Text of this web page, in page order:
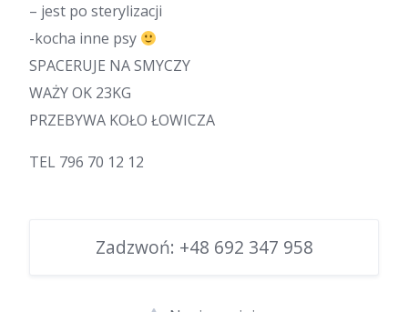
– jest po sterylizacji
-kocha inne psy
SPACERUJE NA SMYCZY
WAŻY OK 23KG
PRZEBYWA KOŁO ŁOWICZA
TEL 796 70 12 12
Zadzwoń: +48 692 347 958